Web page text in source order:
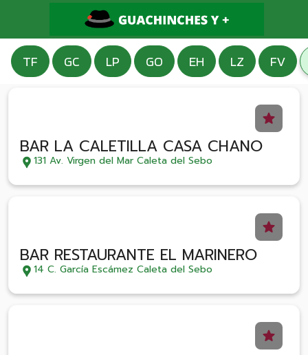
TF GC LP GO EH LZ FV
BAR LA CALETILLA CASA CHANO
131 Av. Virgen del Mar Caleta del Sebo
BAR RESTAURANTE EL MARINERO
14 C. García Escámez Caleta del Sebo